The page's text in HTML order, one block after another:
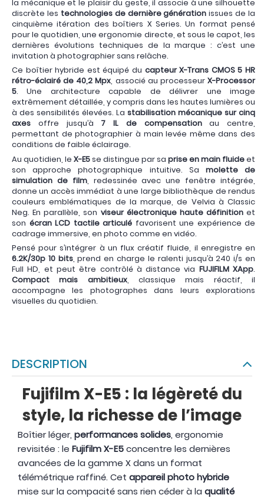
la mécanique et le plaisir du geste, il associe à une silhouette
discrète les technologies de dernière génération issues de la
cinquième itération des boîtiers X Series. Un format pensé
pour le quotidien, une ergonomie directe, et sous le capot, les
dernières évolutions techniques de la marque : c’est une
invitation à photographier sans relâche.
Ce boîtier hybride est équipé du capteur X-Trans CMOS 5 HR
rétro-éclairé de 40,2 Mpx, associé au processeurX-Processor
5. Une architecture capable de délivrer une image
extrêmement détaillée, y compris dans les hautes lumières ou
à des sensibilités élevées. La stabilisation mécanique sur cinq
axes offre jusqu’à 7 IL de compensationau centre,
permettant de photographier à main levée même dans des
conditions de faible éclairage.
Au quotidien, le X-E5se distingue par sa prise en main fluideet
son approche photographique intuitive. Sa molette de
simulation de film, redessinée avec une fenêtre intégrée,
donne un accès immédiat à une large bibliothèque de rendus
couleurs emblématiques de la marque, de Velvia à Classic
Neg. En parallèle, son viseur électronique haute définitionet
son écran LCD tactile articulé favorisent une expérience de
cadrage immersive, en photo comme en vidéo.
Pensé pour s’intégrer à un flux créatif fluide, il enregistre en
6.2K/30p 10 bits, prend en charge le ralenti jusqu’à 240 i/s en
Full HD, et peut être contrôlé à distance via FUJIFILM XApp.
Compact mais ambitieux, classique mais réactif, il
accompagne les photographes dans leurs explorations
visuelles du quotidien.
DESCRIPTION
Fujifilm X-E5 : la légèreté du
style, la richesse de l’image
Boîtier léger, performances solides, ergonomie
revisitée : le Fujifilm X-E5concentre les dernières
avancées de la gamme X dans un format
télémétrique raffiné. Cet appareil photo hybride
mise sur la compacité sans rien céder à la qualité